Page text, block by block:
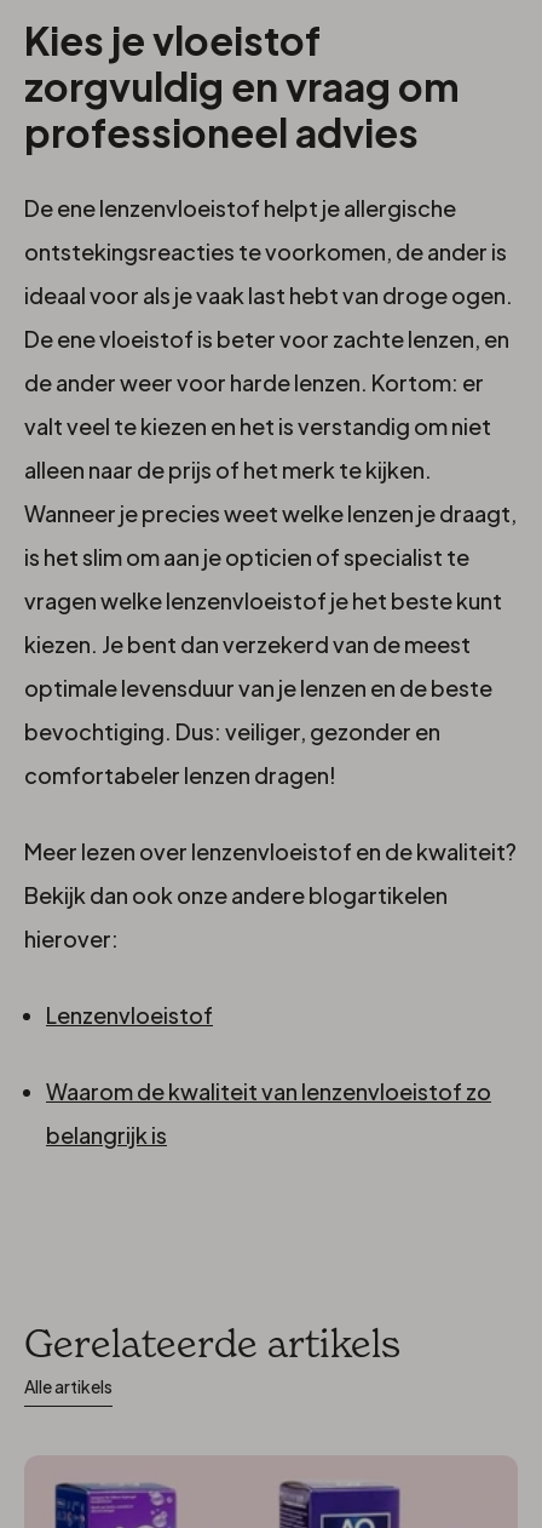
Kies je vloeistof
zorgvuldig en vraag om
professioneel advies
De ene lenzenvloeistof helpt je allergische
ontstekingsreacties te voorkomen, de ander is
ideaal voor als je vaak last hebt van droge ogen.
De ene vloeistof is beter voor zachte lenzen, en
de ander weer voor harde lenzen. Kortom: er
valt veel te kiezen en het is verstandig om niet
alleen naar de prijs of het merk te kijken.
Wanneer je precies weet welke lenzen je draagt,
is het slim om aan je opticien of specialist te
vragen welke lenzenvloeistof je het beste kunt
kiezen. Je bent dan verzekerd van de meest
optimale levensduur van je lenzen en de beste
bevochtiging. Dus: veiliger, gezonder en
comfortabeler lenzen dragen!
Meer lezen over lenzenvloeistof en de kwaliteit?
Bekijk dan ook onze andere blogartikelen
hierover:
Lenzenvloeistof
Waarom de kwaliteit van lenzenvloeistof zo
belangrijk is
Gerelateerde artikels
Alle artikels